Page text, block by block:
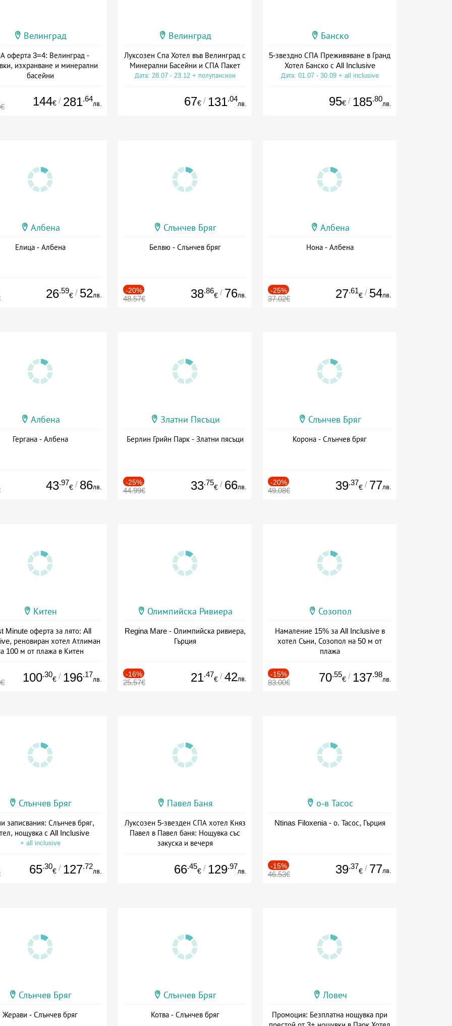
Велинград
оферта 3=4: Велинград -
изхранване и минерални
басейни
144€ / 281.64
лв.
Велинград
Луксозен Спа Хотел във Велинград с
Минерални Басейни и СПА Пакет
Дата: 28.07 - 23.12 + полупансион
67€ / 131.04
лв.
Банско
5-звездно СПА Преживяване в Гранд
Хотел Банско с All Inclusive
Дата: 01.07 - 30.09 + all inclusive
95€ / 185.80
лв.
Албена
Елица - Албена
26.59
€ / 52лв.
Слънчев Бряг
Белвю - Слънчев бряг
-20%
48.57€ 38.86
€ / 76лв.
Албена
Нона - Албена
-25%
37.02€ 27.61
€ / 54лв.
Албена
Гергана - Албена
43.97
€ / 86лв.
Златни Пясъци
Берлин Грийн Парк - Златни пясъци
-25%
44.99€ 33.75
€ / 66лв.
Слънчев Бряг
Корона - Слънчев бряг
-20%
49.08€ 39.37
€ / 77лв.
Китен
Minute оферта за лято: All
реновиран хотел Атлиман
100 м от плажа в Китен
100.30
€ / 196.17
лв.
Олимпийска Ривиера
Regina Mare - Олимпийска ривиера,
Гърция
-16%
25.57€ 21.47
€ / 42лв.
Созопол
Намаление 15% за All Inclusive в
хотел Съни, Созопол на 50 м от
плажа
-15%
83.00€ 70.55
€ / 137.98
лв.
Слънчев Бряг
записвания: Слънчев бряг,
нощувка с All Inclusive
+ all inclusive
65.30
€ / 127.72
лв.
Павел Баня
Луксозен 5-звезден СПА хотел Княз
Павел в Павел баня: Нощувка със
закуска и вечеря
66.45
€ / 129.97
лв.
о-в Тасос
Ntinas Filoxenia - о. Тасос, Гърция
-15%
46.53€ 39.37
€ / 77лв.
Слънчев Бряг
Жерави - Слънчев бряг
Слънчев Бряг
Котва - Слънчев бряг
Ловеч
Промоция: Безплатна нощувка при